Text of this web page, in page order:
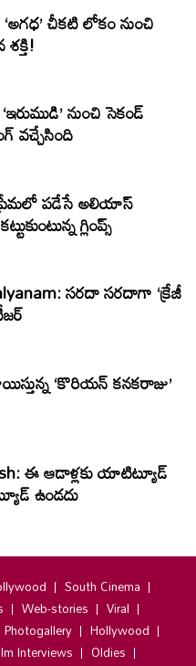
చీకటి లోకం నుంచి
శక్తి!
వచ్చేసింది
పడేసే అలియాస్
రుక్మిణి.. ఆకట్టుకుంటున్న గ్లింప్స్‌
సరదా సరదాగా ‘క్రేజీ
‘కొరియన్ కనకరాజు’
ఈ ఆడాళ్లకు యాటిట్యూడ్
ఉండదు
South Cinema
Web-stories
Viral
Photogallery
Hollywood
Interviews
Oldies